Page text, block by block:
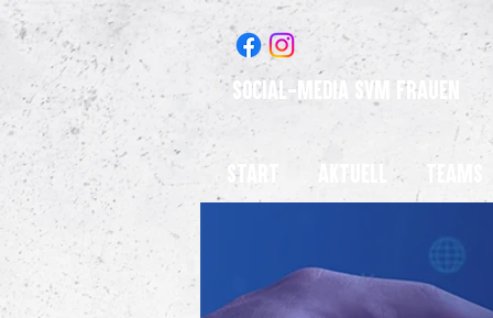
Social-Media SVM Frauen
Start Aktuell